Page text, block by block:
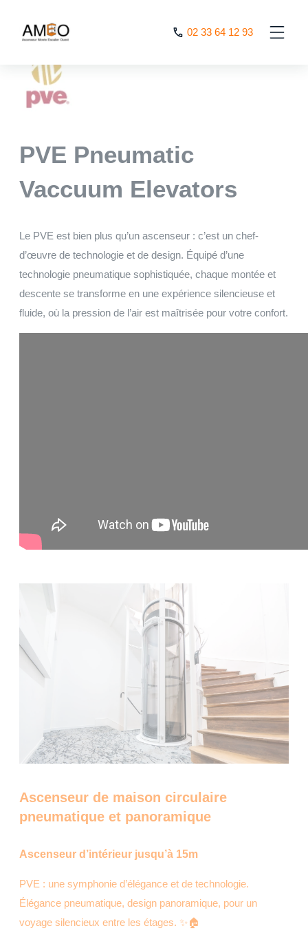
02 33 64 12 93
AMEO>Nos Produits
PVE Pneumatic
Vaccuum Elevators
Le PVE est bien plus qu’un ascenseur : c’est un chef-
d’œuvre de technologie et de design. Équipé d’une
technologie pneumatique sophistiquée, chaque montée et
descente se transforme en une expérience silencieuse et
fluide, où la pression de l’air est maîtrisée pour votre confort.
Ascenseur de maison circulaire
pneumatique et panoramique
Ascenseur d’intérieur jusqu’à 15m
PVE : une symphonie d’élégance et de technologie.
Élégance pneumatique, design panoramique, pour un
voyage silencieux entre les étages. ✨🏠